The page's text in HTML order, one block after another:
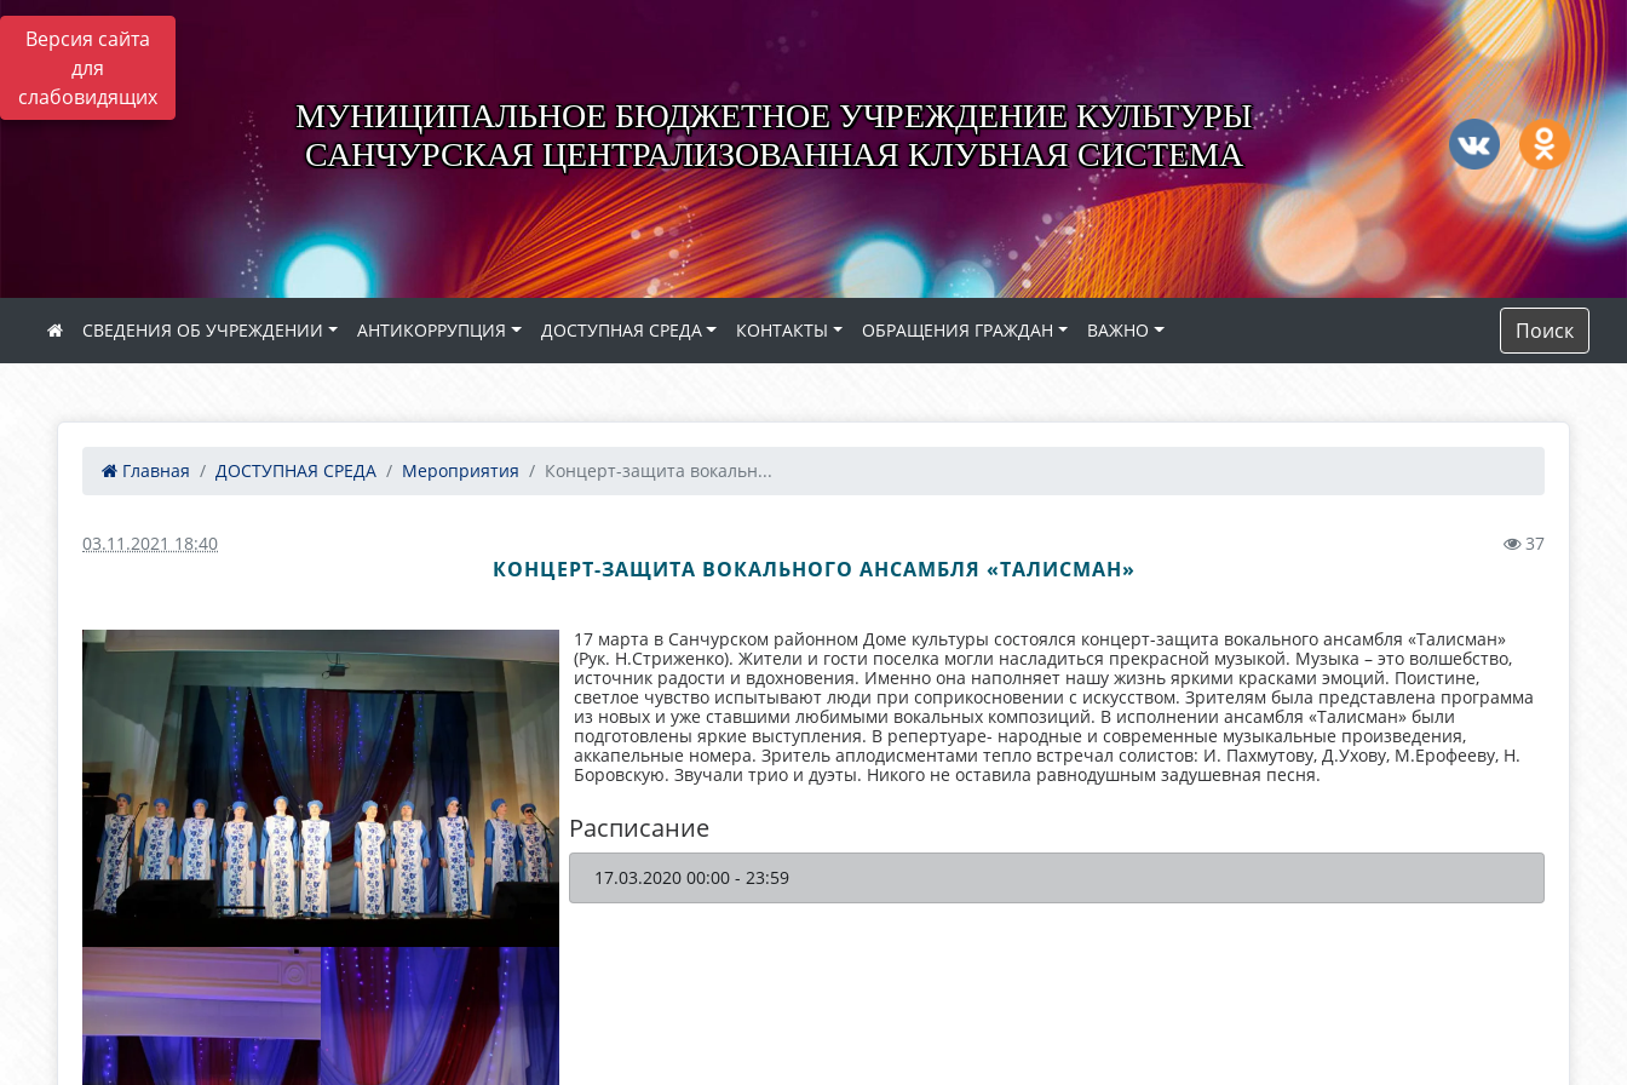
Версия сайта
для
слабовидящих
МУНИЦИПАЛЬНОЕ БЮДЖЕТНОЕ УЧРЕЖДЕНИЕ КУЛЬТУРЫ
САНЧУРСКАЯ ЦЕНТРАЛИЗОВАННАЯ КЛУБНАЯ СИСТЕМА
СВЕДЕНИЯ ОБ УЧРЕЖДЕНИИ АНТИКОРРУПЦИЯ ДОСТУПНАЯ СРЕДА КОНТАКТЫ ОБРАЩЕНИЯ ГРАЖДАН ВАЖНО Поиск
Главная ДОСТУПНАЯ СРЕДА Мероприятия Концерт-защита вокальн...
03.11.2021 18:40 37
КОНЦЕРТ-ЗАЩИТА ВОКАЛЬНОГО АНСАМБЛЯ «ТАЛИСМАН»
17 марта в Санчурском районном Доме культуры состоялся концерт-защита вокального ансамбля «Талисман»
(Рук. Н.Стриженко). Жители и гости поселка могли насладиться прекрасной музыкой. Музыка – это волшебство,
источник радости и вдохновения. Именно она наполняет нашу жизнь яркими красками эмоций. Поистине,
светлое чувство испытывают люди при соприкосновении с искусством. Зрителям была представлена программа
из новых и уже ставшими любимыми вокальных композиций. В исполнении ансамбля «Талисман» были
подготовлены яркие выступления. В репертуаре- народные и современные музыкальные произведения,
аккапельные номера. Зритель аплодисментами тепло встречал солистов: И. Пахмутову, Д.Ухову, М.Ерофееву, Н.
Боровскую. Звучали трио и дуэты. Никого не оставила равнодушным задушевная песня.
Расписание
17.03.2020 00:00 - 23:59